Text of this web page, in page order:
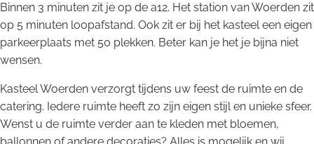
Binnen 3 minuten zit je op de a12. Het station van Woerden zit
op 5 minuten loopafstand. Ook zit er bij het kasteel een eigen
parkeerplaats met 50 plekken. Beter kan je het je bijna niet
wensen.
Kasteel Woerden verzorgt tijdens uw feest de ruimte en de
catering. Iedere ruimte heeft zo zijn eigen stijl en unieke sfeer.
Wenst u de ruimte verder aan te kleden met bloemen,